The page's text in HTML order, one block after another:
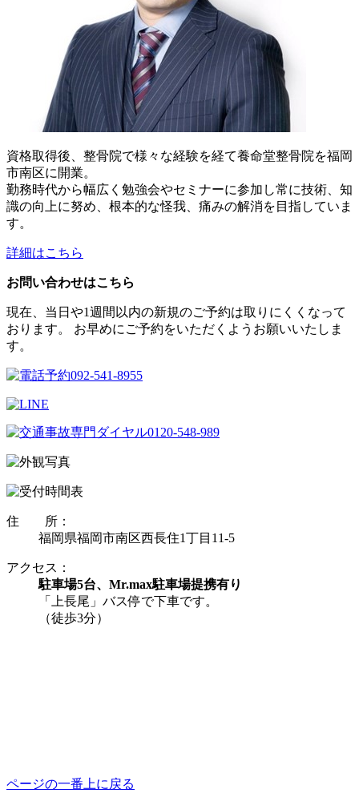
資格取得後、整骨院で様々な経験を経て養命堂整骨院を福岡
市南区に開業。
勤務時代から幅広く勉強会やセミナーに参加し常に技術、知
識の向上に努め、根本的な怪我、痛みの解消を目指していま
す。
詳細はこちら
お問い合わせはこちら
現在、当日や1週間以内の新規のご予約は取りにくくなって
おります。 お早めにご予約をいただくようお願いいたしま
す。
住 所：
福岡県福岡市南区西長住1丁目11-5
アクセス：
駐車場5台、Mr.max駐車場提携有り
「上長尾」バス停で下車です。
（徒歩3分）
ページの一番上に戻る